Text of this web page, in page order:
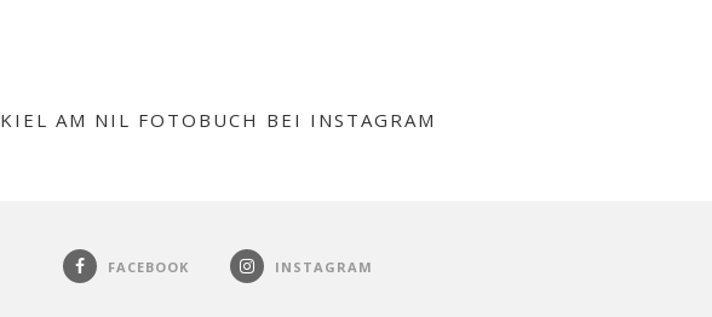
KIEL AM NIL FOTOBUCH BEI INSTAGRAM
FACEBOOK INSTAGRAM